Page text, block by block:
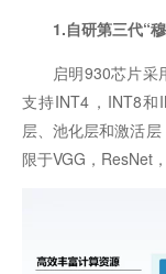
1.自研第三代“
启明930芯片采
支持INT4，INT8
层、池化层和激活
限于VGG，ResNet，